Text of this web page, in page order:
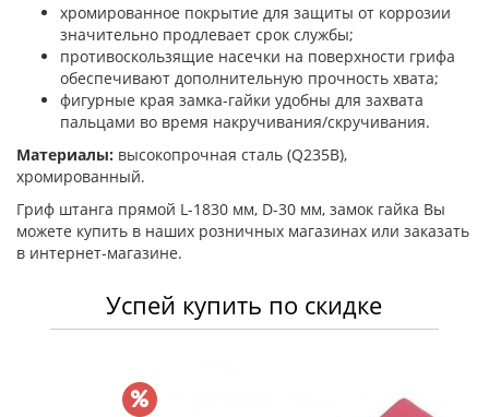
хромированное покрытие для защиты от коррозии
значительно продлевает срок службы;
противоскользящие насечки на поверхности грифа
обеспечивают дополнительную прочность хвата;
фигурные края замка-гайки удобны для захвата
пальцами во время накручивания/скручивания.
Материалы: высокопрочная сталь (Q235B),
хромированный.
Гриф штанга прямой L-1830 мм, D-30 мм, замок гайка Вы
можете купить в наших розничных магазинах или заказать
в интернет-магазине.
Успей купить по скидке